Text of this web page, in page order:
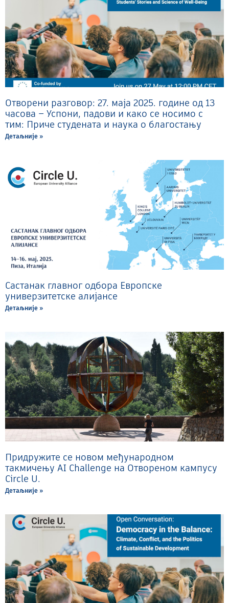
Отворени разговор: 27. маја 2025. године од 13
часова – Успони, падови и како се носимо с
тим: Приче студената и наука о благостању
Детаљније »
Састанак главног одбора Европске
универзитетске алијансе
Детаљније »
Придружите се новом међународном
такмичењу AI Challenge на Отвореном кампусу
Circle U.
Детаљније »